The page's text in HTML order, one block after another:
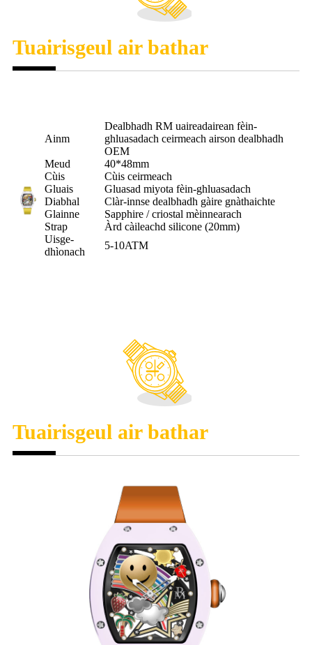
Tuairisgeul air bathar
Ainm
Dealbhadh RM uaireadairean fèin-
ghluasadach ceirmeach airson dealbhadh
OEM
Meud
40*48mm
Cùis
Cùis ceirmeach
Gluais
Gluasad miyota fèin-ghluasadach
Diabhal
Clàr-innse dealbhadh gàire gnàthaichte
Glainne
Sapphire / criostal mèinnearach
Strap
Àrd càileachd silicone (20mm)
Uisge-
dhìonach
5-10ATM
Tuairisgeul air bathar